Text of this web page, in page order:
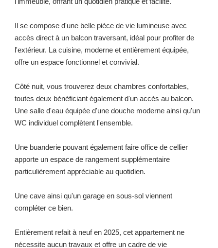
Il se compose d'une belle pièce de vie lumineuse avec
accès direct à un balcon traversant, idéal pour profiter de
l'extérieur. La cuisine, moderne et entièrement équipée,
offre un espace fonctionnel et convivial.
Côté nuit, vous trouverez deux chambres confortables,
toutes deux bénéficiant également d'un accès au balcon.
Une salle d'eau équipée d'une douche moderne ainsi qu'un
WC individuel complètent l'ensemble.
Une buanderie pouvant également faire office de cellier
apporte un espace de rangement supplémentaire
particulièrement appréciable au quotidien.
Une cave ainsi qu'un garage en sous-sol viennent
compléter ce bien.
Entièrement refait à neuf en 2025, cet appartement ne
nécessite aucun travaux et offre un cadre de vie